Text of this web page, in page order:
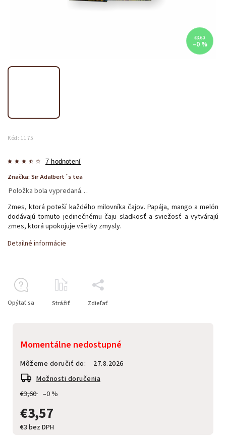
€3,60
–0 %
Kód: 1175
7 hodnotení
Značka: Sir Adalbert´s tea
€3,60 –0 %
€3,57
€3 bez DPH
Momentálne nedostupné
Môžeme doručiť do:
27.8.2026
Možnosti doručenia
Položka bola vypredaná…
Zmes, ktorá poteší každého milovníka čajov. Papája, mango a melón
dodávajú tomuto jedinečnému čaju sladkosť a sviežosť a vytvárajú
zmes, ktorá upokojuje všetky zmysly.
Detailné informácie
Opýtať sa Strážiť Zdieľať